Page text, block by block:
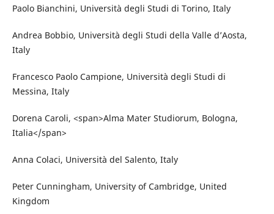
Paolo Bianchini, Università degli Studi di Torino, Italy
Andrea Bobbio, Università degli Studi della Valle d’Aosta,
Italy
Francesco Paolo Campione, Università degli Studi di
Messina, Italy
Dorena Caroli, <span>Alma Mater Studiorum, Bologna,
Italia</span>
Anna Colaci, Università del Salento, Italy
Peter Cunningham, University of Cambridge, United
Kingdom